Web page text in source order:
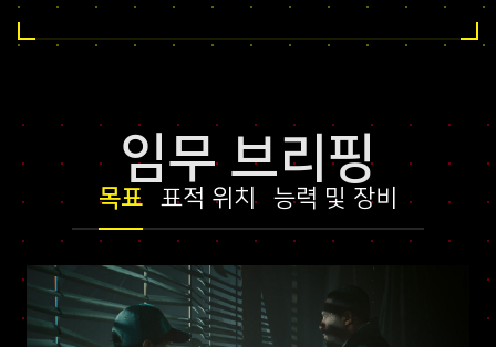
임무 브리핑
목표 표적 위치 능력 및 장비